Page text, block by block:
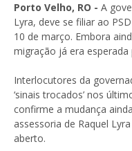
Porto Velho, RO - A
Lyra, deve se filiar ao
10 de março. Embora
migração já era esperada
Interlocutores da
‘sinais trocados’ nos
confirme a mudança
assessoria de Raquel
aberto.